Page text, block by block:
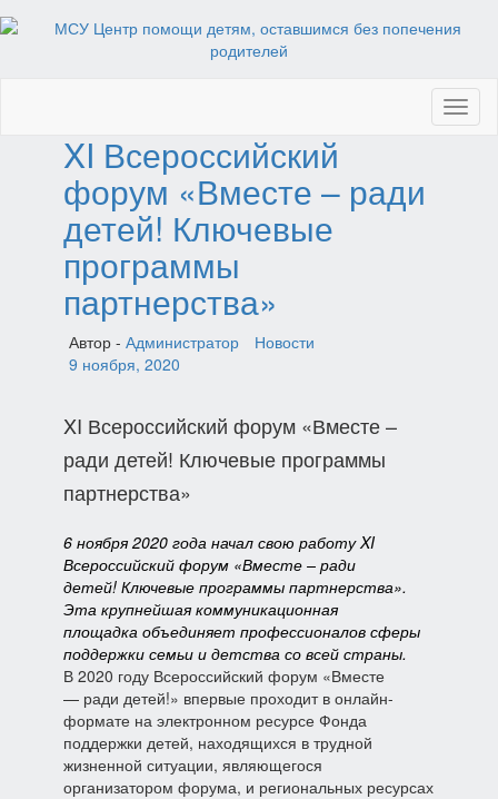
XI Всероссийский
форум «Вместе – ради
детей! Ключевые
программы
партнерства»
Автор - Администратор
Новости
9 ноября, 2020
XI Всероссийский форум «Вместе –
ради детей! Ключевые программы
партнерства»
6 ноября 2020 года начал свою работу XI
Всероссийский форум «Вместе – ради
детей! Ключевые программы партнерства».
Эта крупнейшая коммуникационная
площадка объединяет профессионалов сферы
поддержки семьи и детства со всей страны.
В 2020 году Всероссийский форум «Вместе
— ради детей!» впервые проходит в онлайн-
формате на электронном ресурсе Фонда
поддержки детей, находящихся в трудной
жизненной ситуации, являющегося
организатором форума, и региональных ресурсах